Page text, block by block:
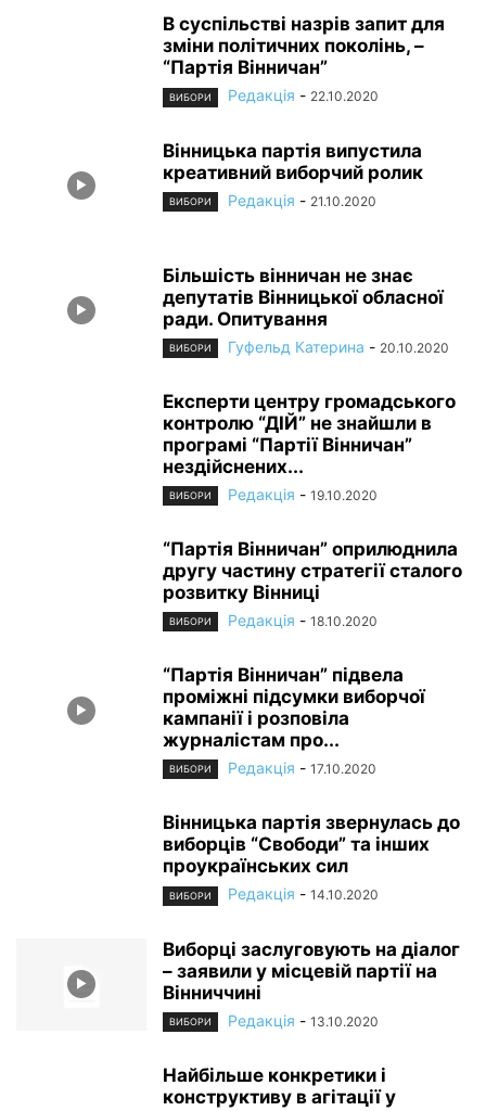
В суспільстві назрів запит для
зміни політичних поколінь, –
“Партія Вінничан”
ВИБОРИ Редакція - 22.10.2020
Вінницька партія випустила
креативний виборчий ролик
ВИБОРИ Редакція - 21.10.2020
Більшість вінничан не знає
депутатів Вінницької обласної
ради. Опитування
ВИБОРИ Гуфельд Катерина - 20.10.2020
Експерти центру громадського
контролю “ДІЙ” не знайшли в
програмі “Партії Вінничан”
нездійснених...
ВИБОРИ Редакція - 19.10.2020
“Партія Вінничан” оприлюднила
другу частину стратегії сталого
розвитку Вінниці
ВИБОРИ Редакція - 18.10.2020
“Партія Вінничан” підвела
проміжні підсумки виборчої
кампанії і розповіла
журналістам про...
ВИБОРИ Редакція - 17.10.2020
Вінницька партія звернулась до
виборців “Свободи” та інших
проукраїнських сил
ВИБОРИ Редакція - 14.10.2020
Виборці заслуговують на діалог
– заявили у місцевій партії на
Вінниччині
ВИБОРИ Редакція - 13.10.2020
Найбільше конкретики і
конструктиву в агітації у